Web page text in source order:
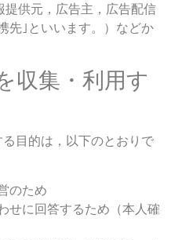
提供元，広告主，広告配信
先｣といいます。）などか
収集・利用す
目的は，以下のとおりで
のため
せに回答するため（本人確